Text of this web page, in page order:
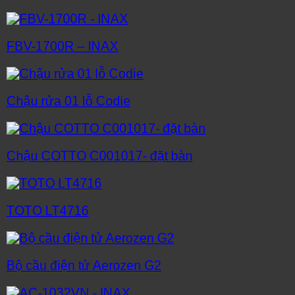
FBV-1700R – INAX
Chậu rửa 01 lỗ Codie
Chậu COTTO C001017- đặt bàn
TOTO LT4716
Bộ cầu điện tử Aerozen G2